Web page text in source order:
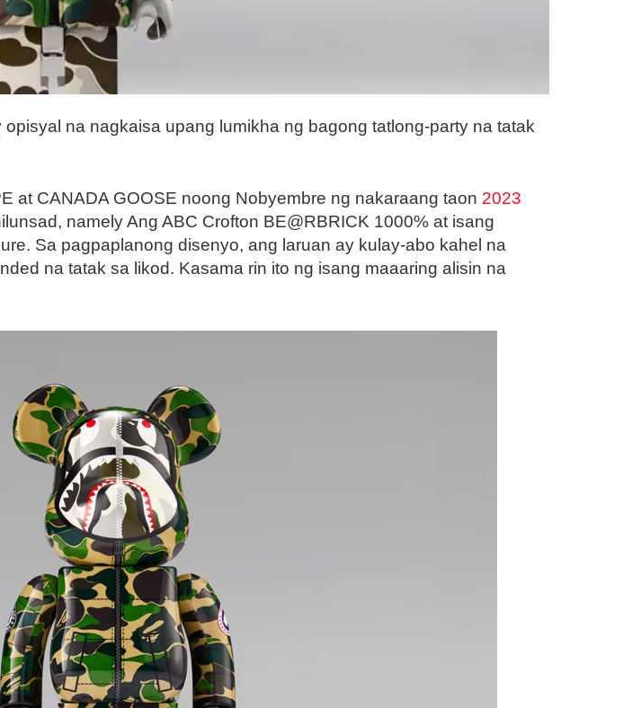
na nagkaisa upang lumikha ng bagong tatlong-party na tatak
at CANADA GOOSE noong Nobyembre ng nakaraang taon 2023
namely Ang ABC Crofton BE@RBRICK 1000% at isang
Sa pagpaplanong disenyo, ang laruan ay kulay-abo kahel na
na tatak sa likod. Kasama rin ito ng isang maaaring alisin na